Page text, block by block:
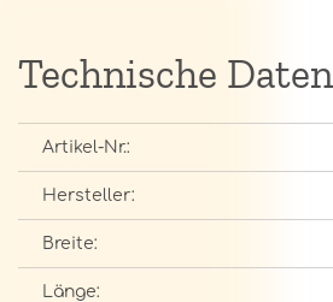
Technische Daten
Artikel-Nr.:
Hersteller:
Breite:
Länge: